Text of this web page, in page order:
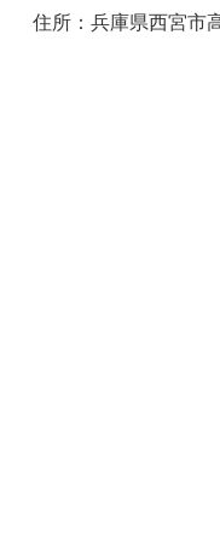
住所：兵庫県西宮市